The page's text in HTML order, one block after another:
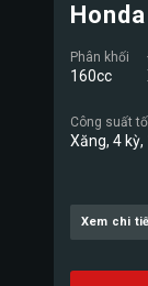
Phân khối
160cc
Công suất
Xăng, 4 kỳ,
Xem chi